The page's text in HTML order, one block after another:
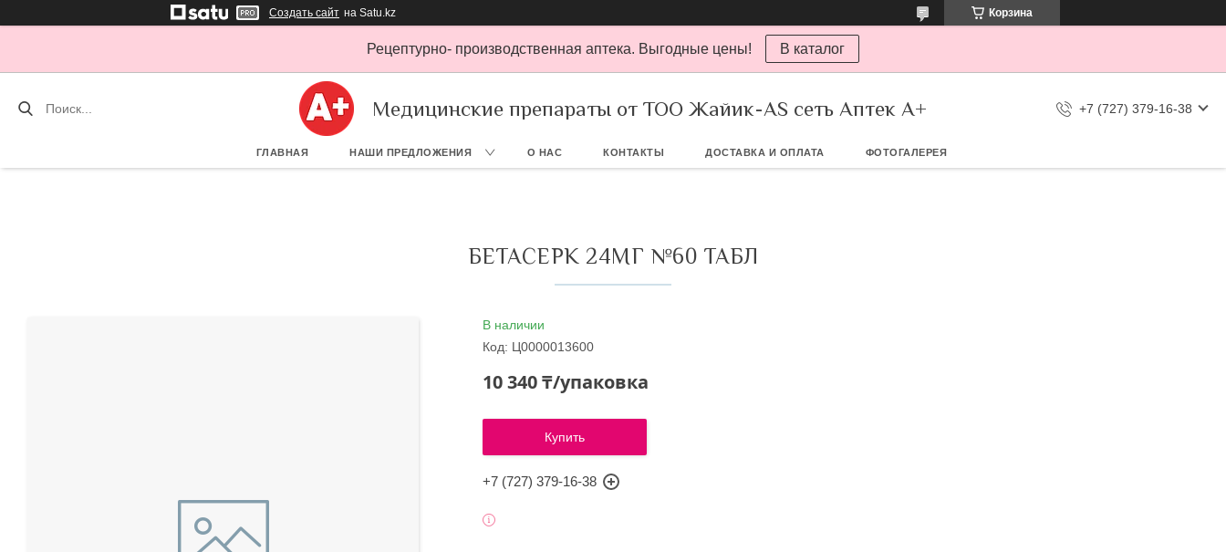
Создать сайт на Satu.kz Корзина
Рецептурно- производственная аптека. Выгодные цены! В каталог
Медицинские препараты от ТОО Жайик-AS сеть Аптек А+ +7 (727) 379-16-38
ГЛАВНАЯ НАШИ ПРЕДЛОЖЕНИЯ О НАС КОНТАКТЫ ДОСТАВКА И ОПЛАТА ФОТОГАЛЕРЕЯ
БЕТАСЕРК 24МГ №60 ТАБЛ
В наличии
Код: Ц0000013600
10 340 ₸/упаковка
Купить
+7 (727) 379-16-38